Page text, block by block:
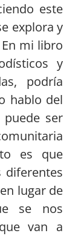
este
explora y
mi libro
y
podría
hablo del
ser
es que
diferentes
lugar de
se nos
van a